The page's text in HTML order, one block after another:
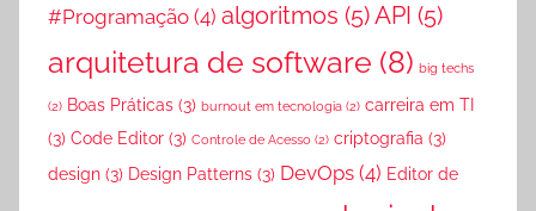
#Programação (4) algoritmos (5)API (5)
arquitetura de software (8) big techs
(2) Boas Práticas (3) burnout em tecnologia (2) carreira em TI
(3) Code Editor (3) Controle de Acesso (2) criptografia (3)
design (3) Design Patterns (3) DevOps (4) Editor de